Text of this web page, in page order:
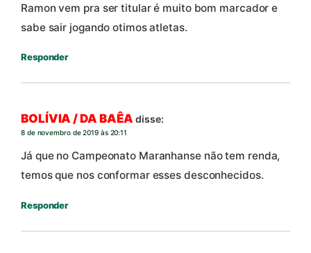
Ramon vem pra ser titular é muito bom marcador e
sabe sair jogando otimos atletas.
Responder
BOLÍVIA / DA BAÊA disse:
8 de novembro de 2019 às 20:11
Já que no Campeonato Maranhanse não tem renda,
temos que nos conformar esses desconhecidos.
Responder